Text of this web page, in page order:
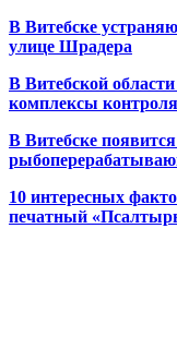
В Витебске
улице Шрадера
В Витебской
комплексы
В Витебске
10 интересных
печатный